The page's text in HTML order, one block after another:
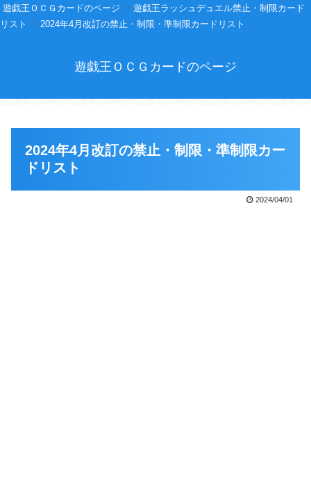
遊戯王ＯＣＧカードのページ
遊戯王ラッシュデュエル禁止・制限カード
リスト
2024年4月改訂の禁止・制限・準制限カードリスト
遊戯王ＯＣＧカードのページ
2024年4月改訂の禁止・制限・準制限カー
ドリスト
2024/04/01